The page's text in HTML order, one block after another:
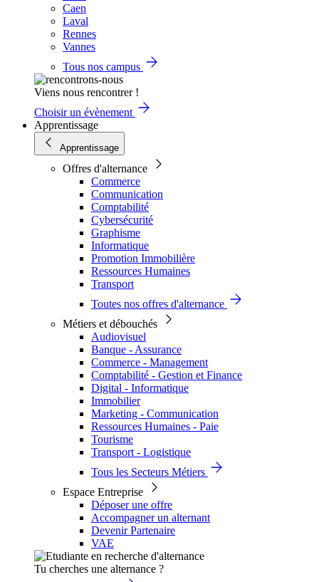
Caen
Laval
Rennes
Vannes
Tous nos campus
Viens nous rencontrer !
Choisir un évènement
Apprentissage
Apprentissage
Offres d'alternance
Commerce
Communication
Comptabilité
Cybersécurité
Graphisme
Informatique
Promotion Immobilière
Ressources Humaines
Transport
Toutes nos offres d'alternance
Métiers et débouchés
Audiovisuel
Banque - Assurance
Commerce - Management
Comptabilité - Gestion et Finance
Digital - Informatique
Immobilier
Marketing - Communication
Ressources Humaines - Paie
Tourisme
Transport - Logistique
Tous les Secteurs Métiers
Espace Entreprise
Déposer une offre
Accompagner un alternant
Devenir Partenaire
VAE
Tu cherches une alternance ?